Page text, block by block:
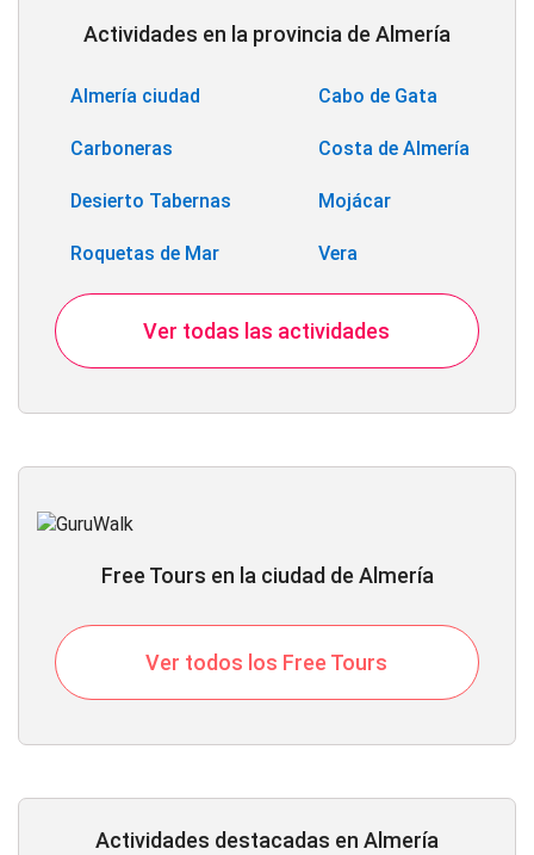
Actividades en la provincia de Almería
Almería ciudad Cabo de Gata
Carboneras Costa de Almería
Desierto Tabernas Mojácar
Roquetas de Mar Vera
Ver todas las actividades
Free Tours en la ciudad de Almería
Ver todos los Free Tours
Actividades destacadas en Almería